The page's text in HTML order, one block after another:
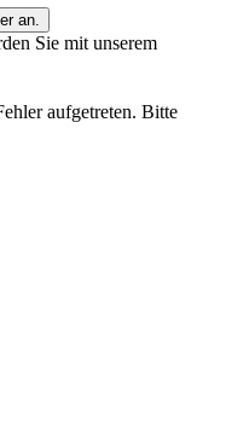
an.
Sie mit unserem
aufgetreten. Bitte